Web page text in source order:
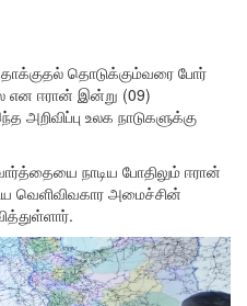
தொடுக்கும்வரை போர்
என ஈரான் இன்று (09)
அறிவிப்பு உலக நாடுகளுக்கு
நாடிய போதிலும் ஈரான்
வெளிவிவகார அமைச்சின்